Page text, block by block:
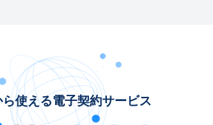
使える電子契約サービス